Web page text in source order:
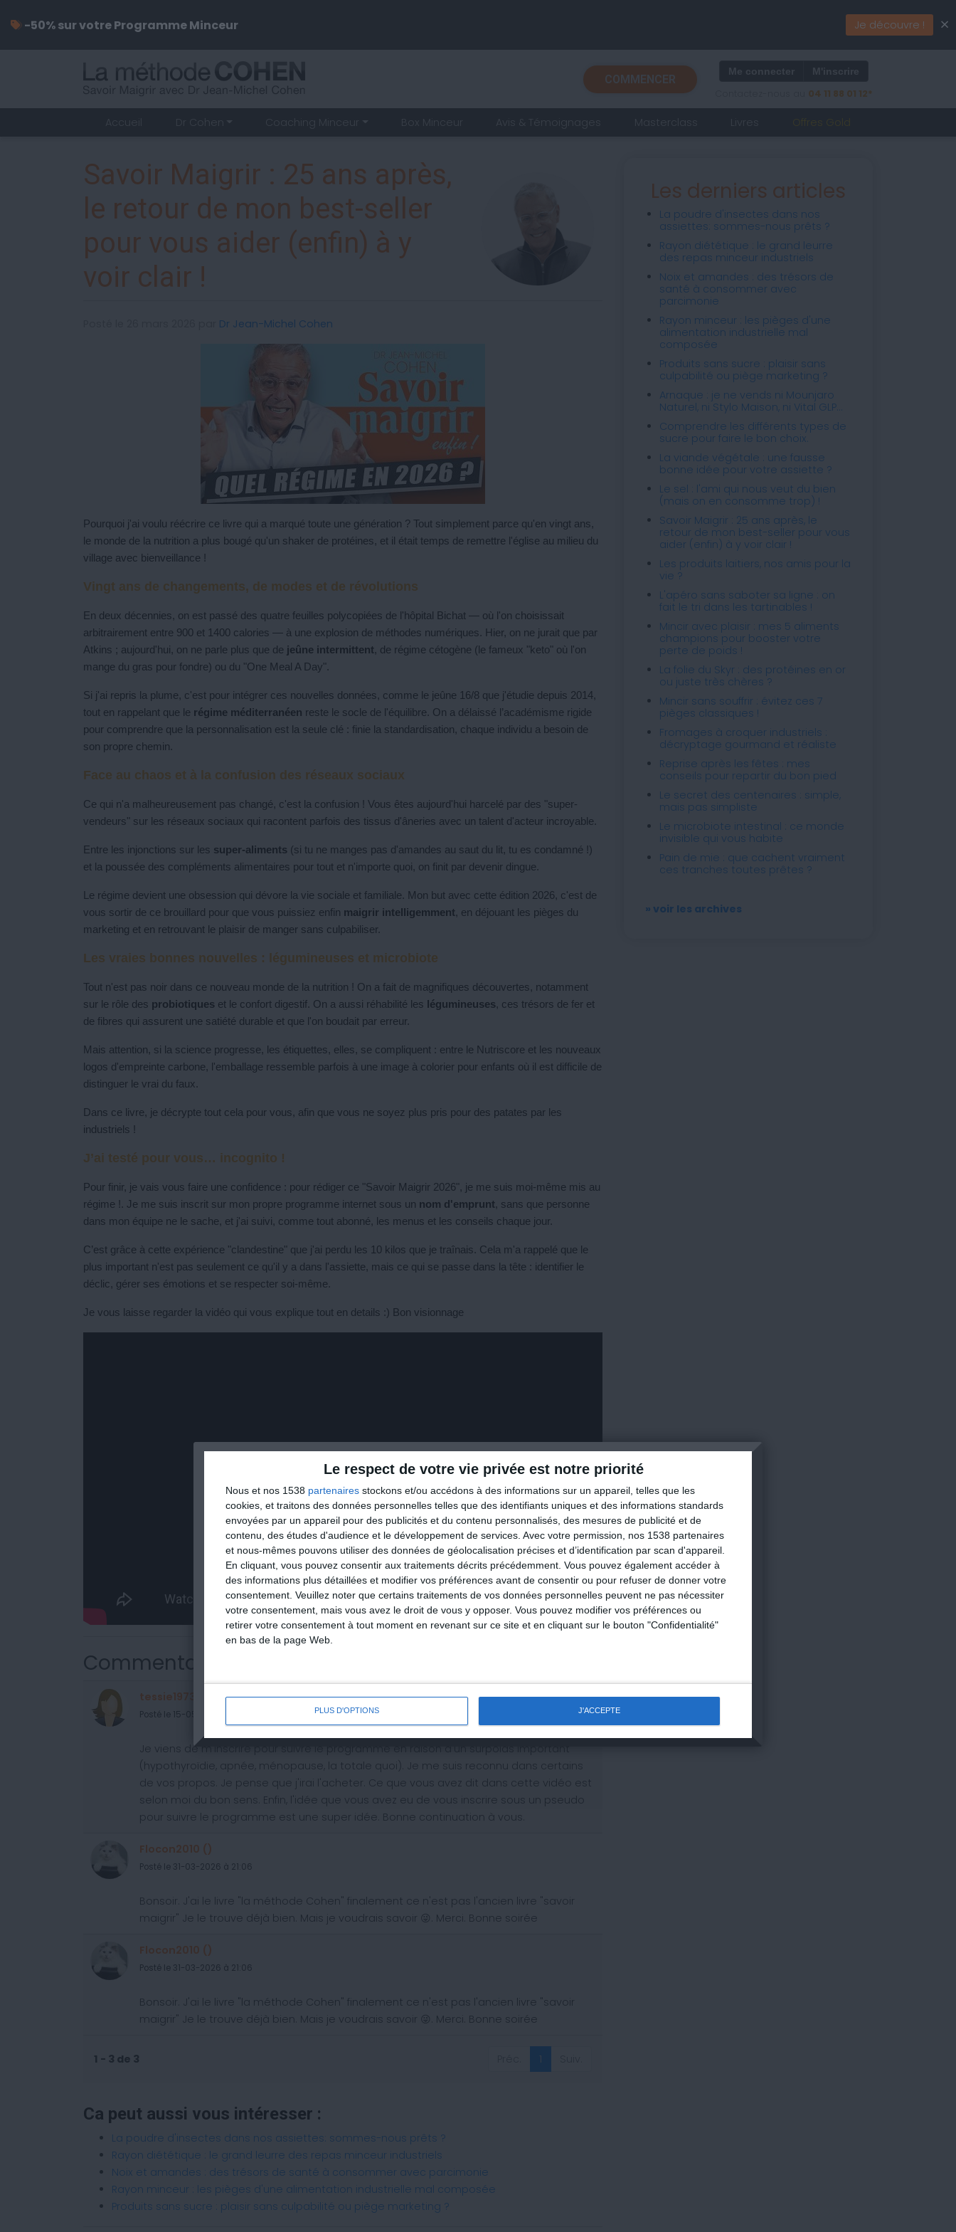
Le respect de votre vie privée est notre priorité
Nous et nos 1538 partenaires stockons et/ou accédons à des informations sur un appareil, telles que les
cookies, et traitons des données personnelles telles que des identifiants uniques et des informations standards
envoyées par un appareil pour des publicités et du contenu personnalisés, des mesures de publicité et de
contenu, des études d'audience et le développement de services. Avec votre permission, nos 1538 partenaires
et nous-mêmes pouvons utiliser des données de géolocalisation précises et d’identification par scan d'appareil.
En cliquant, vous pouvez consentir aux traitements décrits précédemment. Vous pouvez également accéder à
des informations plus détaillées et modifier vos préférences avant de consentir ou pour refuser de donner votre
consentement. Veuillez noter que certains traitements de vos données personnelles peuvent ne pas nécessiter
votre consentement, mais vous avez le droit de vous y opposer. Vous pouvez modifier vos préférences ou
retirer votre consentement à tout moment en revenant sur ce site et en cliquant sur le bouton "Confidentialité"
en bas de la page Web.
PLUS D'OPTIONS J'ACCEPTE
COMMENCER
04 11 88 01 12*
Savoir Maigrir : 25 ans après,
le retour de mon best-seller
pour vous aider (enfin) à y
voir clair !
Dr Jean-Michel Cohen
Pourquoi j'ai voulu réécrire ce livre qui a marqué toute une génération ? Tout simplement parce qu'en vingt ans,
le monde de la nutrition a plus bougé qu'un shaker de protéines, et il était temps de remettre l'église au milieu du
village avec bienveillance !
Vingt ans de changements, de modes et de révolutions
En deux décennies, on est passé des quatre feuilles polycopiées de l'hôpital Bichat — où l'on choisissait
arbitrairement entre 900 et 1400 calories — à une explosion de méthodes numériques. Hier, on ne jurait que par
Atkins ; aujourd'hui, on ne parle plus que de jeûne intermittent, de régime cétogène (le fameux "keto" où l'on
mange du gras pour fondre) ou du "One Meal A Day".
Si j'ai repris la plume, c'est pour intégrer ces nouvelles données, comme le jeûne 16/8 que j'étudie depuis 2014,
tout en rappelant que le régime méditerranéen reste le socle de l'équilibre. On a délaissé l’académisme rigide
pour comprendre que la personnalisation est la seule clé : finie la standardisation, chaque individu a besoin de
son propre chemin.
Face au chaos et à la confusion des réseaux sociaux
Ce qui n'a malheureusement pas changé, c'est la confusion ! Vous êtes aujourd'hui harcelé par des "super-
vendeurs" sur les réseaux sociaux qui racontent parfois des tissus d'âneries avec un talent d'acteur incroyable.
Entre les injonctions sur les super-aliments (si tu ne manges pas d'amandes au saut du lit, tu es condamné !)
et la poussée des compléments alimentaires pour tout et n'importe quoi, on finit par devenir dingue.
Le régime devient une obsession qui dévore la vie sociale et familiale. Mon but avec cette édition 2026, c'est de
vous sortir de ce brouillard pour que vous puissiez enfin maigrir intelligemment, en déjouant les pièges du
marketing et en retrouvant le plaisir de manger sans culpabiliser.
Les vraies bonnes nouvelles : légumineuses et microbiote
Tout n'est pas noir dans ce nouveau monde de la nutrition ! On a fait de magnifiques découvertes, notamment
sur le rôle des probiotiques et le confort digestif. On a aussi réhabilité les légumineuses, ces trésors de fer et
de fibres qui assurent une satiété durable et que l'on boudait par erreur.
Mais attention, si la science progresse, les étiquettes, elles, se compliquent : entre le Nutriscore et les nouveaux
logos d'empreinte carbone, l'emballage ressemble parfois à une image à colorier pour enfants où il est difficile de
distinguer le vrai du faux.
Dans ce livre, je décrypte tout cela pour vous, afin que vous ne soyez plus pris pour des patates par les
industriels !
J’ai testé pour vous… incognito !
Pour finir, je vais vous faire une confidence : pour rédiger ce "Savoir Maigrir 2026", je me suis moi-même mis au
régime !. Je me suis inscrit sur mon propre programme internet sous un nom d'emprunt, sans que personne
dans mon équipe ne le sache, et j'ai suivi, comme tout abonné, les menus et les conseils chaque jour.
C’est grâce à cette expérience "clandestine" que j'ai perdu les 10 kilos que je traînais. Cela m'a rappelé que le
plus important n'est pas seulement ce qu'il y a dans l'assiette, mais ce qui se passe dans la tête : identifier le
déclic, gérer ses émotions et se respecter soi-même.
Je vous laisse regarder la vidéo qui vous explique tout en details :) Bon visionnage
Commentaires
tessie1973 (68)
Posté le 15-05-2026 à 19:24
Je viens de m'inscrire pour suivre le programme en raison d'un surpoids important
(hypothyroïdie, apnée, ménopause, la totale quoi). Je me suis reconnu dans certains
de vos propos. Je pense que j'irai l'acheter. Ce que vous avez dit dans cette vidéo est
selon moi du bon sens. Enfin, l'idée que vous avez eu de vous inscrire sous un pseudo
pour suivre le programme est une super idée. Bonne continuation à vous.
Flocon2010 ()
Posté le 31-03-2026 à 21:06
Bonsoir. J'ai le livre "la méthode Cohen" finalement ce n'est pas l'ancien livre "savoir
maigrir" Je le trouve déjà bien. Mais je voudrais savoir 😜. Merci. Bonne soirée
Flocon2010 ()
Posté le 31-03-2026 à 21:06
Bonsoir. J'ai le livre "la méthode Cohen" finalement ce n'est pas l'ancien livre "savoir
maigrir" Je le trouve déjà bien. Mais je voudrais savoir 😜. Merci. Bonne soirée
1 - 3 de 3
1
Ca peut aussi vous intéresser :
La poudre d'insectes dans nos assiettes: sommes-nous prêts ?
Rayon diététique : le grand leurre des repas minceur industriels
Noix et amandes : des trésors de santé à consommer avec parcimonie
Rayon minceur : les pièges d'une alimentation industrielle mal composée
Produits sans sucre : plaisir sans culpabilité ou piège marketing ?
Les derniers articles
La poudre d'insectes dans nos
assiettes: sommes-nous prêts ?
Rayon diététique : le grand leurre
des repas minceur industriels
Noix et amandes : des trésors de
santé à consommer avec
parcimonie
Rayon minceur : les pièges d'une
alimentation industrielle mal
composée
Produits sans sucre : plaisir sans
culpabilité ou piège marketing ?
Arnaque : je ne vends ni Mounjaro
Naturel, ni Stylo Maison, ni Vital GLP...
Comprendre les différents types de
sucre pour faire le bon choix.
La viande végétale : une fausse
bonne idée pour votre assiette ?
Le sel : l'ami qui nous veut du bien
(mais on en consomme trop) !
Savoir Maigrir : 25 ans après, le
retour de mon best-seller pour vous
aider (enfin) à y voir clair !
Les produits laitiers, nos amis pour la
vie ?
L'apéro sans saboter sa ligne : on
fait le tri dans les tartinables !
Mincir avec plaisir : mes 5 aliments
champions pour booster votre
perte de poids !
La folie du Skyr : des protéines en or
ou juste très chères ?
Mincir sans souffrir : évitez ces 7
pièges classiques !
Fromages à croquer industriels :
décryptage gourmand et réaliste
Reprise après les fêtes : mes
conseils pour repartir du bon pied
Le secret des centenaires : simple,
mais pas simpliste
Le microbiote intestinal : ce monde
invisible qui vous habite
Pain de mie : que cachent vraiment
ces tranches toutes prêtes ?
» voir les archives
-50% sur votre Programme Minceur Je découvre ! ×
Profitez-en !
Nouvelle application
méthode Cohen :
Des recettes quotidiennes
Des conseils minceur
Des infos nutrition
Votre analyse minceur personnalisée